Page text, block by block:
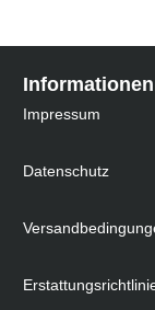
Informationen
Impressum
Datenschutz